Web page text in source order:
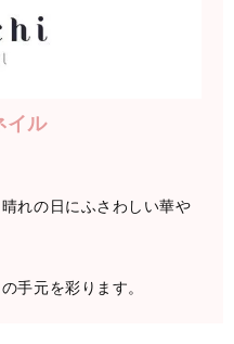
イル
れの日にふさわしい華や
手元を彩ります。